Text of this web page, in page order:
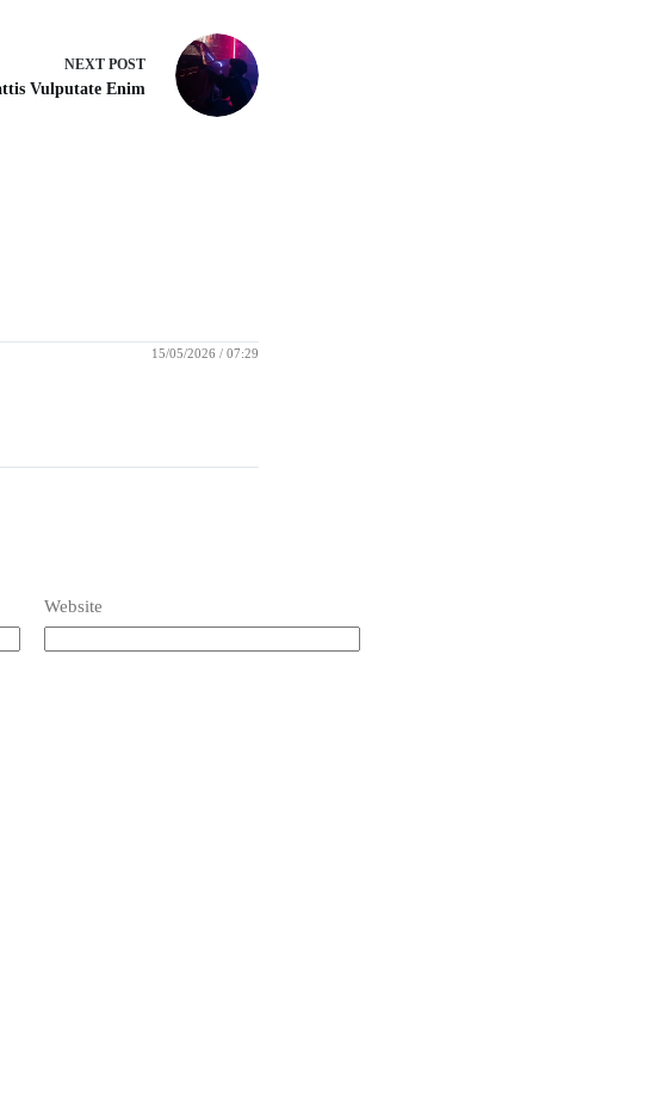
NEXT POST
Vulputate Enim
15/05/2026 / 07:29
Website